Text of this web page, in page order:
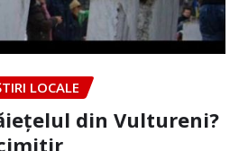
LOCALE
din Vultureni?